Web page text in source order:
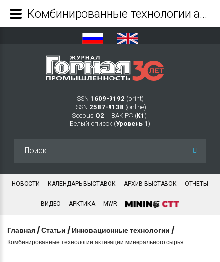
ISSN 1609-9192 (print)
ISSN 2587-9138 (online)
Scopus Q2 Ι ВАК РФ (K1 )
Белый список (Уровень 1 )
НОВОСТИ КАЛЕНДАРЬ ВЫСТАВОК АРХИВ ВЫСТАВОК ОТЧЕТЫ
ВИДЕО АРКТИКА MWR
Главная /Статьи / Инновационные технологии /
Комбинированные технологии активации минерального сырья
Комбинированные технологии активации минерального сырья - Журнал Горная промышленность